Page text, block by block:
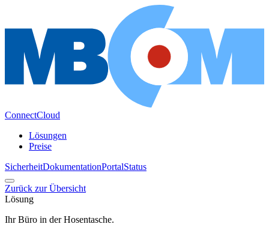
ConnectCloud
Lösungen
Preise
SicherheitDokumentationPortalStatus
Zurück zur Übersicht
Lösung
Ihr Büro in der Hosentasche.